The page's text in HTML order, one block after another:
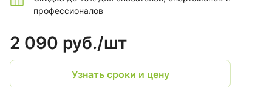
профессионалов
2 090 руб./шт
Узнать сроки и цену